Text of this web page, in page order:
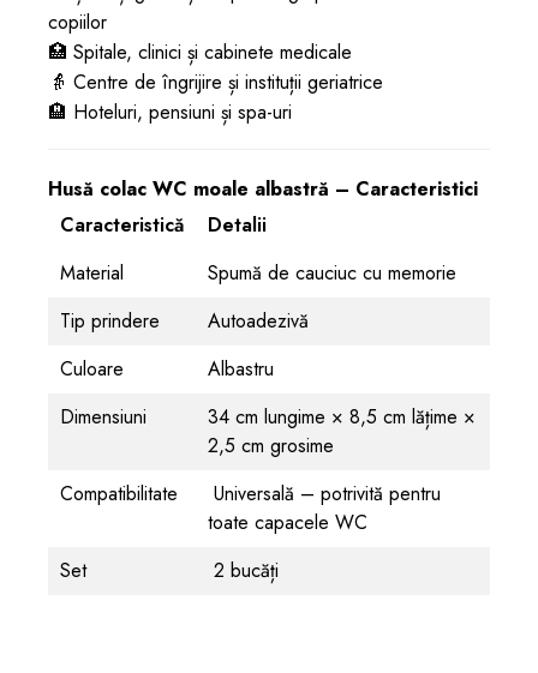
copiilor
🏥 Spitale, clinici și cabinete medicale
👵 Centre de îngrijire și instituții geriatrice
🏨 Hoteluri, pensiuni și spa-uri
Husă colac WC moale albastră – Caracteristici
Caracteristică
Detalii
Material
Spumă de cauciuc cu memorie
Tip prindere
Autoadezivă
Culoare
Albastru
Dimensiuni
34 cm lungime × 8,5 cm lățime ×
2,5 cm grosime
Compatibilitate
Universală – potrivită pentru
toate capacele WC
Set
2 bucăți